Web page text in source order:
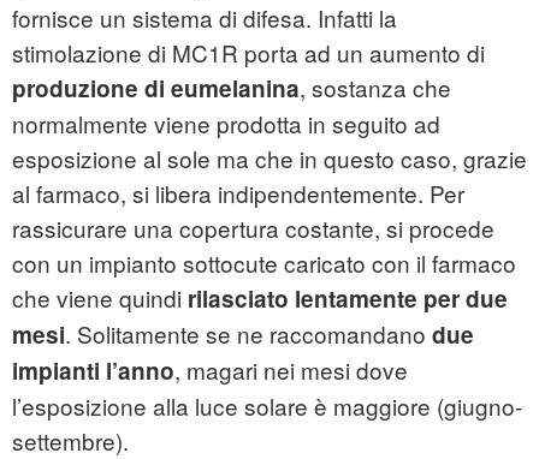
fornisce un sistema di difesa. Infatti la
stimolazione di MC1R porta ad un aumento di
produzione di eumelanina, sostanza che
normalmente viene prodotta in seguito ad
esposizione al sole ma che in questo caso, grazie
al farmaco, si libera indipendentemente. Per
rassicurare una copertura costante, si procede
con un impianto sottocute caricato con il farmaco
che viene quindi rilasciato lentamente per due
mesi. Solitamente se ne raccomandano due
impianti l’anno, magari nei mesi dove
l’esposizione alla luce solare è maggiore (giugno-
settembre).